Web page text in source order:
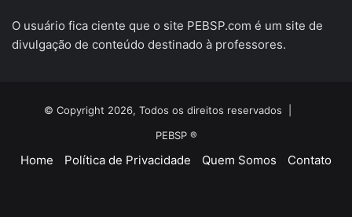
O usuário fica ciente que o site PEBSP.com é um site de
divulgação de conteúdo destinado à professores.
© Copyright 2026, Todos os direitos reservados |
PEBSP ®
Home Política de Privacidade Quem Somos Contato